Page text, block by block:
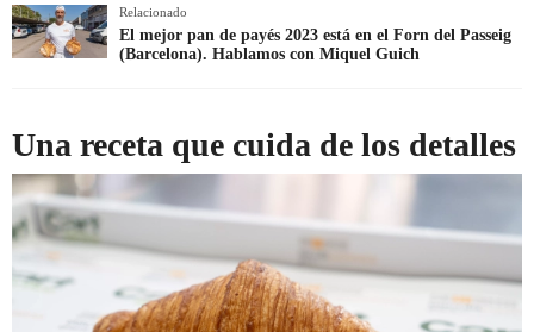
Relacionado
El mejor pan de payés 2023 está en el Forn del Passeig
(Barcelona). Hablamos con Miquel Guich
Una receta que cuida de los detalles